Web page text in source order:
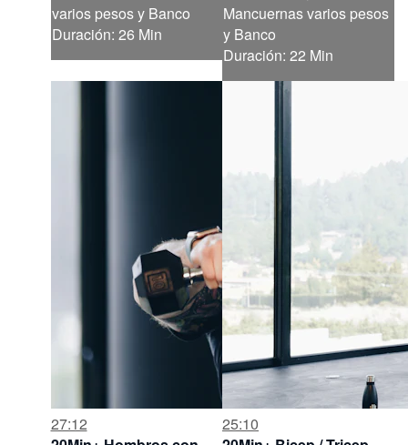
varios pesos y Banco
Duración: 26 Min
Mancuernas varios pesos
y Banco
Duración: 22 Min
27:12
25:10